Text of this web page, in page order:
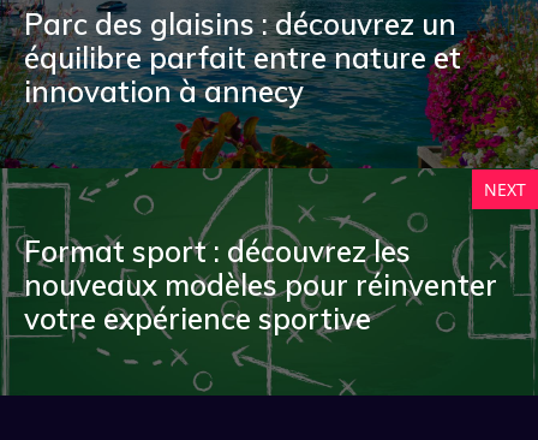
Parc des glaisins : découvrez un
équilibre parfait entre nature et
innovation à annecy
NEXT
Format sport : découvrez les
nouveaux modèles pour réinventer
votre expérience sportive